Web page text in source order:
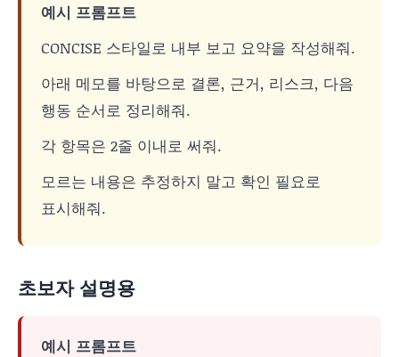
예시 프롬프트
CONCISE 스타일로 내부 보고 요약을 작성해줘.
아래 메모를 바탕으로 결론, 근거, 리스크, 다음
행동 순서로 정리해줘.
각 항목은 2줄 이내로 써줘.
모르는 내용은 추정하지 말고 확인 필요로
표시해줘.
초보자 설명용
예시 프롬프트